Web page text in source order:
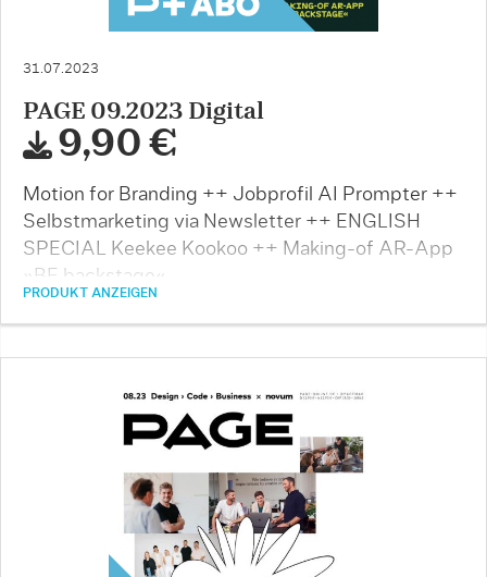
31.07.2023
PAGE 09.2023 Digital
9,90 €
Motion for Branding ++ Jobprofil AI Prompter ++
Selbstmarketing via Newsletter ++ ENGLISH
SPECIAL Keekee Kookoo ++ Making-of AR-App
»BE backstage« …
PRODUKT ANZEIGEN